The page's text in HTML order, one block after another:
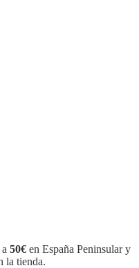
50€ en España Peninsular y
la tienda.